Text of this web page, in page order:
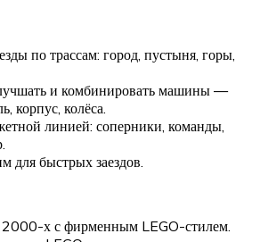
по трассам: город, пустыня, горы,
и комбинировать машины —
корпус, колёса.
линией: соперники, команды,
для быстрых заездов.
2000-х с фирменным LEGO-стилем.